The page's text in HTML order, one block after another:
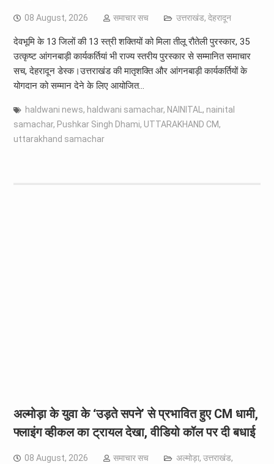
08 August, 2026 समाचार सच उत्तराखंड, देहरादून
देवभूमि के 13 जिलों की 13 स्त्री शक्तियों को मिला तीलू रौतेली पुरस्कार, 35
उत्कृष्ट आंगनबाड़ी कार्यकर्तियां भी राज्य स्तरीय पुरस्कार से सम्मानित समाचार
सच, देहरादून डेस्क।उत्तराखंड की मातृशक्ति और आंगनबाड़ी कार्यकर्तियों के
योगदान को सम्मान देने के लिए आयोजित…
haldwani news, haldwani samachar, NAINITAL , nainital
samachar, Pushkar Singh Dhami, UTTARAKHAND CM,
uttarakhand samachar
अल्मोड़ा के युवा के ‘उड़ते सपने’ से प्रभावित हुए CM धामी,
फ्लाइंग व्हीकल का ट्रायल देखा, वीडियो कॉल पर दी बधाई
08 August, 2026 समाचार सच अल्मोड़ा, उत्तराखंड,